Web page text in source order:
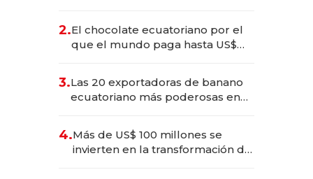
2.El chocolate ecuatoriano por el
que el mundo paga hasta US$
3.Las 20 exportadoras de banano
ecuatoriano más poderosas en
4.Más de US$ 100 millones se
invierten en la transformación de